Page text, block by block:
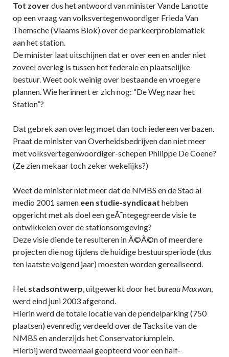
Tot zoverdus het antwoord van minister Vande Lanotte
op een vraag van volksvertegenwoordiger Frieda Van
Themsche (Vlaams Blok) over de parkeerproblematiek
aan het station.
De minister laat uitschijnen dat er over een en ander niet
zoveel overleg is tussen het federale en plaatselijke
bestuur. Weet ook weinig over bestaande en vroegere
plannen. Wie herinnert er zich nog: “De Weg naar het
Station”?
Dat gebrek aan overleg moet dan toch iedereen verbazen.
Praat de minister van Overheidsbedrijven dan niet meer
met volksvertegenwoordiger-schepen Philippe De Coene?
(Ze zien mekaar toch zeker wekelijks?)
Weet de minister niet meer dat de NMBS en de Stad al
medio 2001 samen een studie-syndicaat hebben
opgericht met als doel een geÃ¯ntegegreerde visie te
ontwikkelen over de stationsomgeving?
Deze visie diende te resulteren in Ã©Ã©n of meerdere
projecten die nog tijdens de huidige bestuursperiode (dus
ten laatste volgend jaar) moesten worden gerealiseerd.
Het stadsontwerp, uitgewerkt door hetbureau Maxwan,
werd eind juni 2003 afgerond.
Hierin werd de totale locatie van de pendelparking (750
plaatsen) evenredig verdeeld over de Tacksite van de
NMBS en anderzijds het Conservatoriumplein.
Hierbij werd tweemaal geopteerd voor een half-